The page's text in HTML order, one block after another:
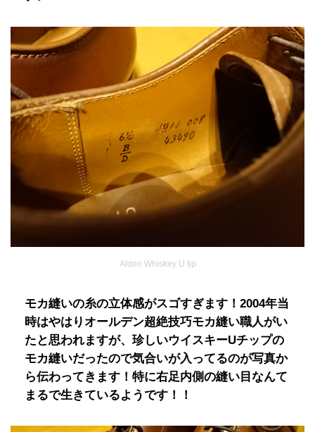
Alden Whiskey U tip
モカ縫いの糸の立体感がスゴすぎます！2004年当
時はやはりオールデン超絶技巧モカ縫い職人がい
たと思われますが、珍しいウイスキーUチップの
モカ縫いだったので気合いが入ってるのが写真か
ら伝わってきます！特に右足内側の縫い目なんて
まるで生きているようです！！